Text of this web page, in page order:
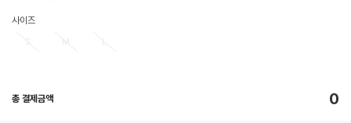
사이즈
총 결제금액 0